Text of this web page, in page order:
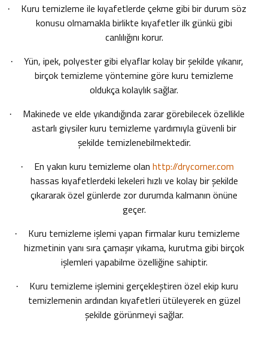
·
Kuru temizleme ile kıyafetlerde çekme gibi bir durum söz
konusu olmamakla birlikte kıyafetler ilk günkü gibi
canlılığını korur.
·
Yün, ipek, polyester gibi elyaflar kolay bir şekilde yıkanır,
birçok temizleme yöntemine göre kuru temizleme
oldukça kolaylık sağlar.
·
Makinede ve elde yıkandığında zarar görebilecek özellikle
astarlı giysiler kuru temizleme yardımıyla güvenli bir
şekilde temizlenebilmektedir.
· En yakın kuru temizleme olan http://drycorner.com
hassas kıyafetlerdeki lekeleri hızlı ve kolay bir şekilde
çıkararak özel günlerde zor durumda kalmanın önüne
geçer.
·
Kuru temizleme işlemi yapan firmalar kuru temizleme
hizmetinin yanı sıra çamaşır yıkama, kurutma gibi birçok
işlemleri yapabilme özelliğine sahiptir.
·
Kuru temizleme işlemini gerçekleştiren özel ekip kuru
temizlemenin ardından kıyafetleri ütüleyerek en güzel
şekilde görünmeyi sağlar.